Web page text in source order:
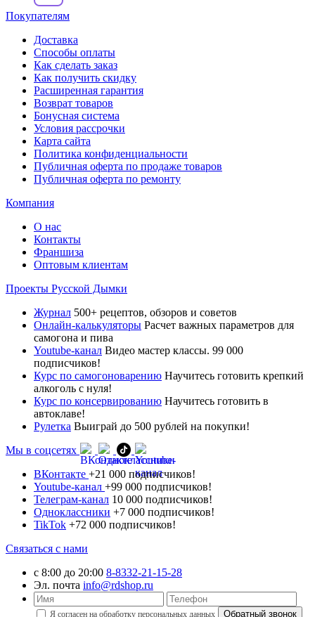
Покупателям
Доставка
Способы оплаты
Как сделать заказ
Как получить скидку
Расширенная гарантия
Возврат товаров
Бонусная система
Условия рассрочки
Карта сайта
Политика конфиденциальности
Публичная оферта по продаже товаров
Публичная оферта по ремонту
Компания
О нас
Контакты
Франшиза
Оптовым клиентам
Проекты Русской Дымки
Журнал 500+ рецептов, обзоров и советов
Онлайн-калькуляторы Расчет важных параметров для
самогона и пива
Youtube-канал Видео мастер классы. 99 000
подписчиков!
Курс по самогоноварению Научитесь готовить крепкий
алкоголь с нуля!
Курс по консервированию Научитесь готовить в
автоклаве!
Рулетка Выиграй до 500 рублей на покупки!
Мы в соцсетях
ВКонтакте +21 000 подписчиков!
Youtube-канал +99 000 подписчиков!
Телеграм-канал 10 000 подписчиков!
Одноклассники +7 000 подписчиков!
TikTok +72 000 подписчиков!
Связаться с нами
с 8:00 до 20:00 8-8332-21-15-28
Эл. почта info@rdshop.ru
Я согласен на обработку персональных данных